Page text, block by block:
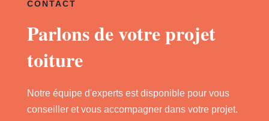
CONTACT
Parlons de votre projet
toiture
Notre équipe d'experts est disponible pour vous
conseiller et vous accompagner dans votre projet.